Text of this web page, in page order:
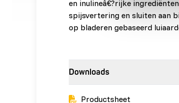
en inulineâ€?rijke
spijsvertering en sluiten aan
op bladeren gebaseerd
Downloads
Productsheet